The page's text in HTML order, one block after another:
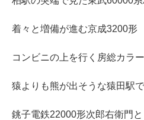
着々と増備が進む京成3200形
コンビニの上を行く房総カラ
猿よりも熊が出そうな猿田駅
銚子電鉄22000形次郎右衛門